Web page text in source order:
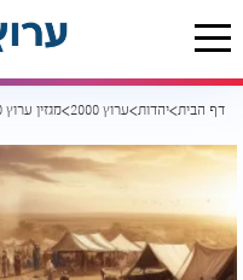
דף הבית יהדות ערוץ 2000 מגזין ערוץ 2000